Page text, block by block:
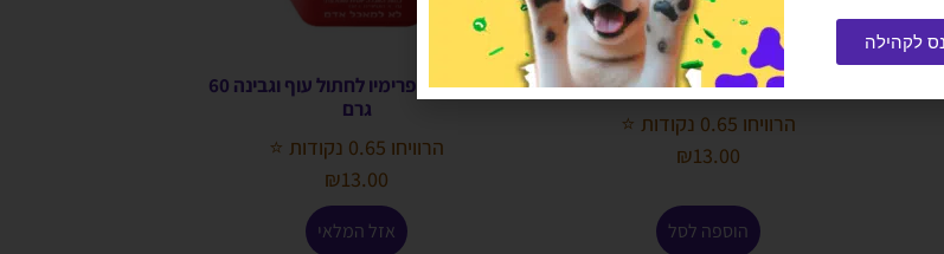
קערת נירוסטה 17 ס"מ
הרוויחו 0.65 נקודות ⭐
₪13.00
הוספה לסל
חטיף כריות פרימיו לחתול עוף וגבינה 60
גרם
הרוויחו 0.65 נקודות ⭐
₪13.00
אזל המלאי
לקהילה